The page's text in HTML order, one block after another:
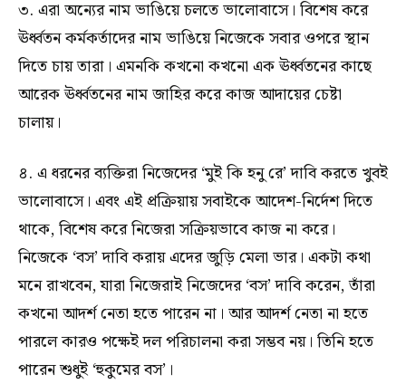
৩. এরা অন্যের নাম ভাঙিয়ে চলতে ভালোবাসে। বিশেষ করে
ঊর্ধ্বতন কর্মকর্তাদের নাম ভাঙিয়ে নিজেকে সবার ওপরে স্থান
দিতে চায় তারা। এমনকি কখনো কখনো এক ঊর্ধ্বতনের কাছে
আরেক ঊর্ধ্বতনের নাম জাহির করে কাজ আদায়ের চেষ্টা
চালায়।
৪. এ ধরনের ব্যক্তিরা নিজেদের ‘মুই কি হনু রে’ দাবি করতে খুবই
ভালোবাসে। এবং এই প্রক্রিয়ায় সবাইকে আদেশ-নির্দেশ দিতে
থাকে, বিশেষ করে নিজেরা সক্রিয়ভাবে কাজ না করে।
নিজেকে ‘বস’ দাবি করায় এদের জুড়ি মেলা ভার। একটা কথা
মনে রাখবেন, যারা নিজেরাই নিজেদের ‘বস’ দাবি করেন, তাঁরা
কখনো আদর্শ নেতা হতে পারেন না। আর আদর্শ নেতা না হতে
পারলে কারও পক্ষেই দল পরিচালনা করা সম্ভব নয়। তিনি হতে
পারেন শুধুই ‘হুকুমের বস’।